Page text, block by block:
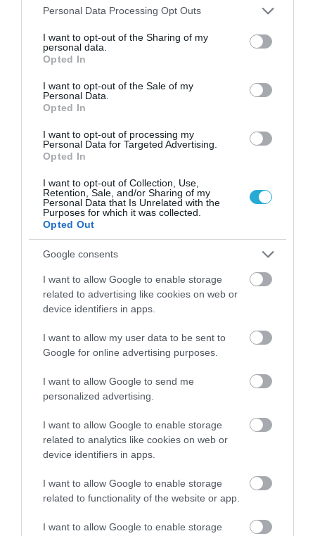
Please note that this website/app uses one or more Google
not limited to your visit or usage behaviour. You may click to
grant or deny consent to Google and its third-party tags to
use your data for below specified purposes in below Google
consent section.
Personal Data Processing Opt Outs
I want to opt-out of the Sharing of my
personal data.
Opted In
I want to opt-out of the Sale of my
Personal Data.
Opted In
I want to opt-out of processing my
Personal Data for Targeted Advertising.
Opted In
I want to opt-out of Collection, Use,
Retention, Sale, and/or Sharing of my
Personal Data that Is Unrelated with the
Purposes for which it was collected.
Opted Out
Google consents
I want to allow Google to enable storage
related to advertising like cookies on web or
device identifiers in apps.
I want to allow my user data to be sent to
Google for online advertising purposes.
I want to allow Google to send me
personalized advertising.
I want to allow Google to enable storage
related to analytics like cookies on web or
device identifiers in apps.
I want to allow Google to enable storage
related to functionality of the website or app.
I want to allow Google to enable storage
Το «τρικ» για να γεμίσετε εύκολα τις
παγοθήκες με νερό
Τρεις ελληνικές πόλεις στους κορυφαίους
προορισμούς για street food